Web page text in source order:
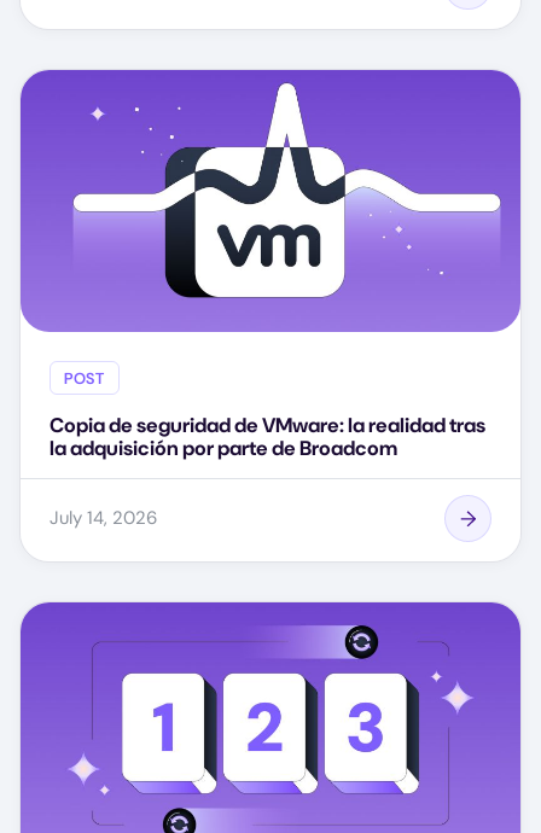
POST
Copia de seguridad de VMware: la realidad tras
la adquisición por parte de Broadcom
July 14, 2026